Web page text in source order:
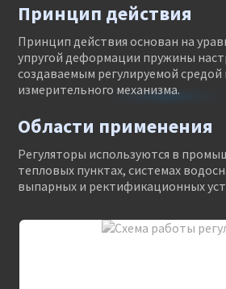
Принцип действия
Принцип действия основан на
упругой деформации пружины
создаваемым регулируемой
измерительного механизма.
Области применения
Регуляторы используются в
тепловых пунктах, системах
выпарных и ректификационных